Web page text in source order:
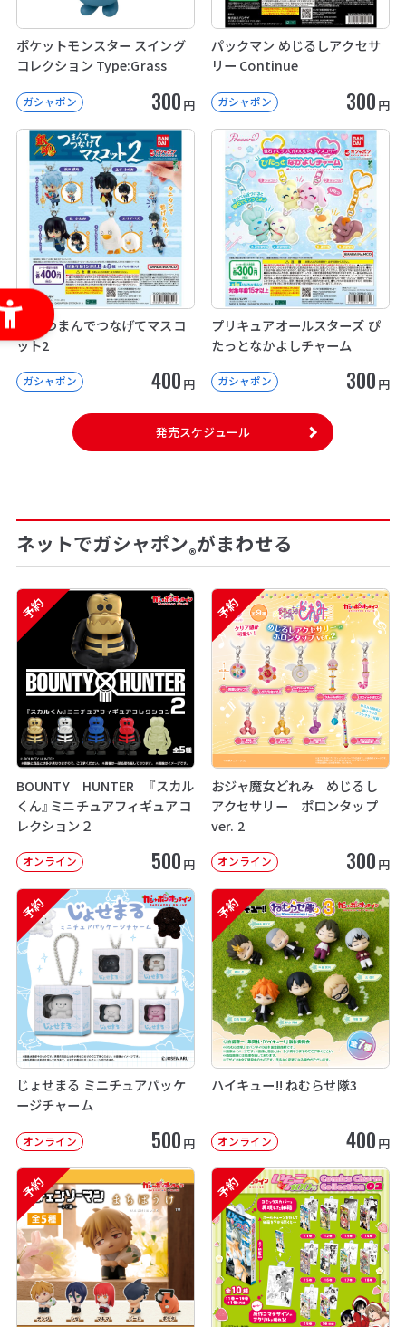
ポケットモンスター スイング
コレクション Type:Grass
ガシャポン 300 円
パックマン めじるしアクセサ
リー Continue
ガシャポン 300 円
銀魂 つまんでつなげてマスコ
ット2
ガシャポン 400 円
プリキュアオールスターズ ぴ
たっとなかよしチャーム
ガシャポン 300 円
発売スケジュール
ネットでガシャポン®がまわせる
予約
BOUNTY HUNTER 『スカル
くん』ミニチュアフィギュアコ
レクション２
オンライン 500 円
予約
おジャ魔女どれみ めじるし
アクセサリー ポロンタップ
ver. 2
オンライン 300 円
予約
じょせまる ミニチュアパッケ
ージチャーム
オンライン 500 円
予約
ハイキュー!! ねむらせ隊3
オンライン 400 円
予約 予約